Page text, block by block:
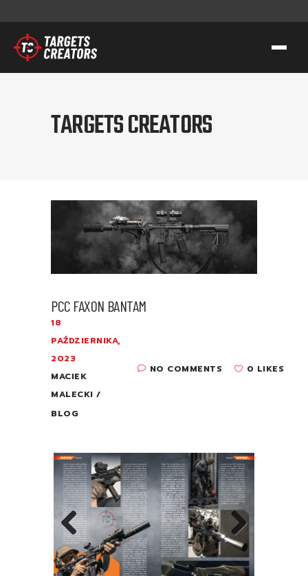
TC GROUP
TRANSFER WIEDZY I KOMPETENCJI
TC GEAR
WSPIERAMY AK
KONTAKT
TARGETS CREATORS
PCC FAXON BANTAM
18
PAŹDZIERNIKA,
2023
MACIEK
MALECKI
BLOG
NO COMMENTS 0 LIKES
Previous Next